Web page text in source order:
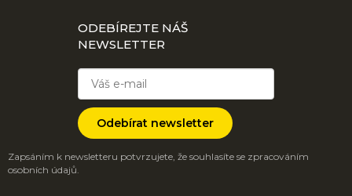
ODEBÍREJTE NÁŠ
NEWSLETTER
Odebírat newsletter
Zapsáním k newsletteru potvrzujete, že souhlasíte se zpracováním
osobních údajů.